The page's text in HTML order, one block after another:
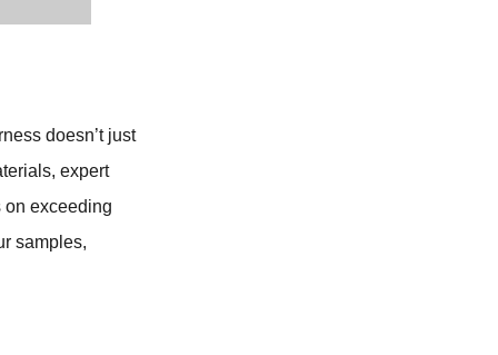
doesn’t just
expert
on exceeding
samples,